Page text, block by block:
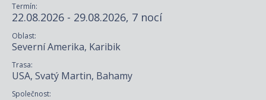
Termín:
22.08.2026 - 29.08.2026, 7 nocí
Oblast:
Severní Amerika, Karibik
Trasa:
USA, Svatý Martin, Bahamy
Společnost: